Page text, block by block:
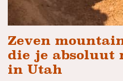
Zeven
die je absoluut
in Utah